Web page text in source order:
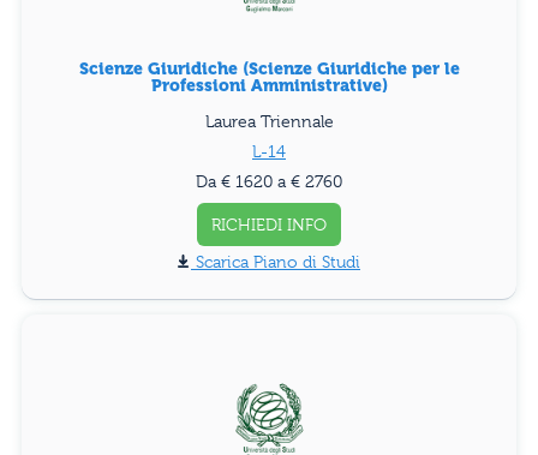
Scienze Giuridiche (Scienze Giuridiche per le
Professioni Amministrative)
Laurea Triennale
L-14
Da € 1620 a € 2760
RICHIEDI INFO
Piano di Studi